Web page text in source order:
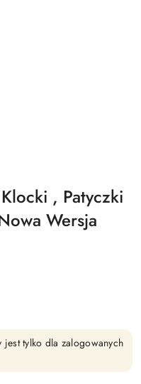
, Patyczki
Wersja
tylko dla zalogowanych